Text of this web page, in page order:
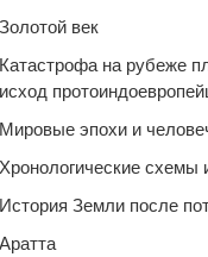
Золотой век
Катастрофа на рубеже
исход
Мировые эпохи и
Хронологические схемы
История Земли после
Аратта